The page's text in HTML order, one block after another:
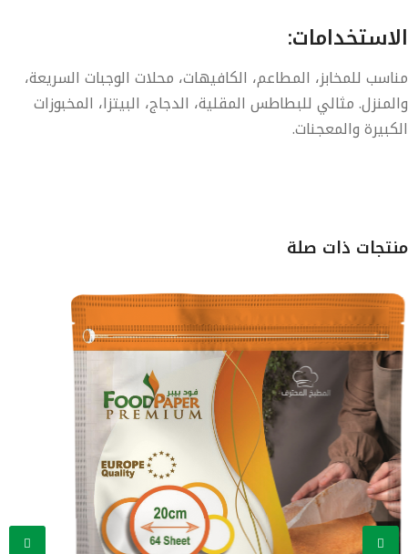
الاستخدامات:
مناسب للمخابز، المطاعم، الكافيهات، محلات الوجبات السريعة،
والمنزل. مثالي للبطاطس المقلية، الدجاج، البيتزا، المخبوزات
الكبيرة والمعجنات.
منتجات ذات صلة